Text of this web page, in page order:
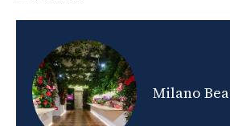
Milano